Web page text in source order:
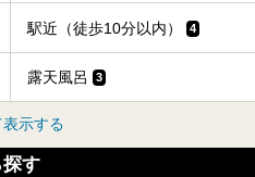
駅近（徒歩10分以内） 4
露天風呂 3
示する
す